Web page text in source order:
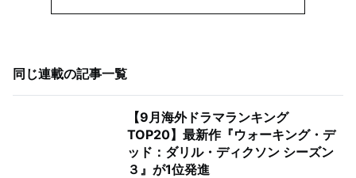
同じ連載の記事一覧
【9月海外ドラマランキング
TOP20】最新作『ウォーキング・デ
ッド：ダリル・ディクソン シーズン
３』が1位発進